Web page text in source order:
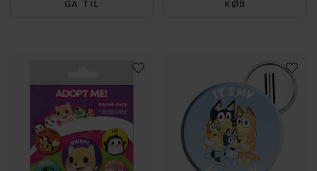
GÅ TIL KØB